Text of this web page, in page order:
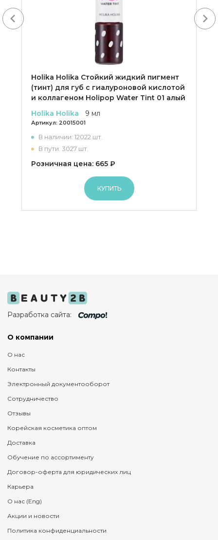
Holika Holika Cтойкий жидкий пигмент
(тинт) для губ с гиалуроновой кислотой
и коллагеном Holipop Water Tint 01 алый
Holika Holika
9 мл
Артикул: 20015001
В наличии: 12022 шт.
В пути: 3027 шт.
Розничная цена: 665 ₽
КУПИТЬ
Разработка сайта:
О компании
О нас
Контакты
Электронный документооборот
Сотрудничество
Отзывы
Корейская косметика оптом
Доставка
Обучение по ассортименту
Договор-оферта для юридических лиц
Карьера
О нас (Eng)
Акции и новости
Политика конфиденциальности